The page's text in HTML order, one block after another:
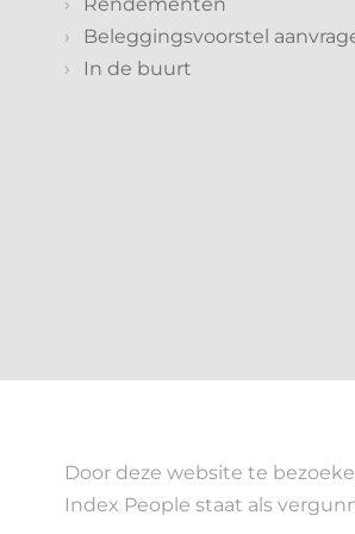
Rendementen
Beleggingsvoorstel
In de buurt
Door deze website te
Index People staat als